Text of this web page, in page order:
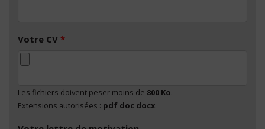
Votre CV *
Les fichiers doivent peser moins de 800 Ko.
Extensions autorisées : pdf doc docx.